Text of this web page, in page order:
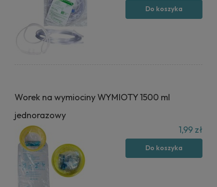
Do koszyka
Worek na wymiociny WYMIOTY 1500 ml
jednorazowy
1,99 zł
Do koszyka